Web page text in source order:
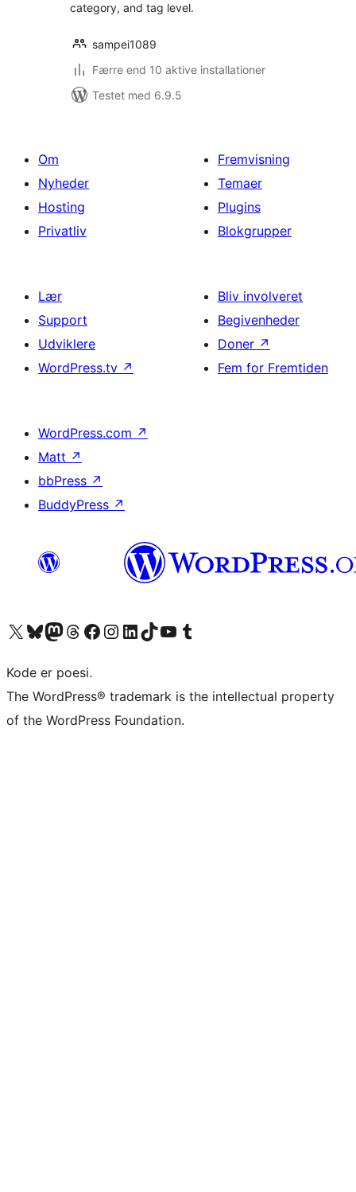
category, and tag level.
sampei1089
Færre end 10 aktive installationer
Testet med 6.9.5
Om
Nyheder
Hosting
Privatliv
Fremvisning
Temaer
Plugins
Blokgrupper
Lær
Support
Udviklere
WordPress.tv ↗
Bliv involveret
Begivenheder
Doner ↗
Fem for Fremtiden
WordPress.com ↗
Matt ↗
bbPress ↗
BuddyPress ↗
Besøg vores X (tidligere Twitter) konto
Besøg vores Bluesky-konto
Besøg vores Mastodon konto
Besøg vores Threads-konto
Besøg vores Facebook sideBesøg vores Instagram konto
Besøg vores LinkedIn konto
Besøg vores TikTok-konto
Besøg vores YouTube-kanalBesøg vores Tumblr-konto
Kode er poesi.
The WordPress® trademark is the intellectual property
of the WordPress Foundation.